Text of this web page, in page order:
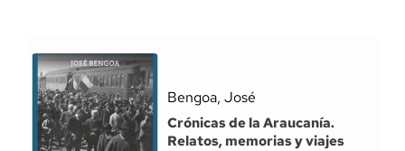
Bengoa, José
Crónicas de la Araucanía.
Relatos, memorias y viajes